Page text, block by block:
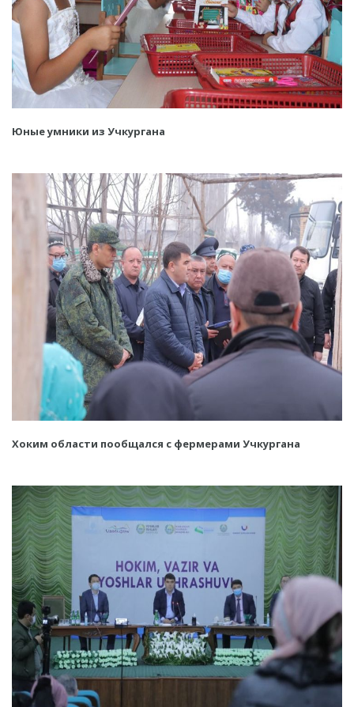
Юные умники из Учкургана
Хоким области пообщался с фермерами Учкургана